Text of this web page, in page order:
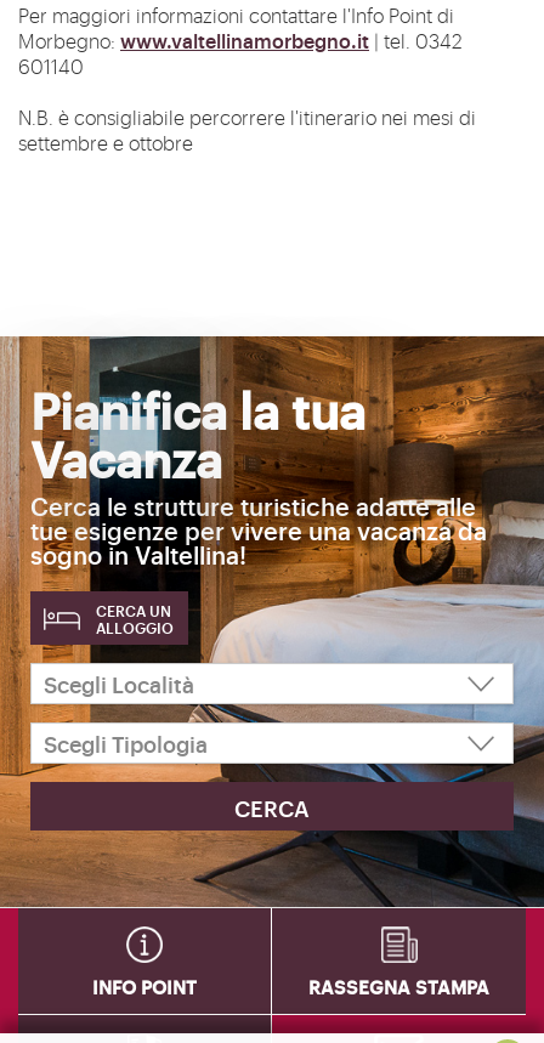
Per maggiori informazioni contattare l'Info Point di
Morbegno: www.valtellinamorbegno.it | tel. 0342
601140
N.B. è consigliabile percorrere l'itinerario nei mesi di
settembre e ottobre
Pianifica la tua
Vacanza
Cerca le strutture turistiche adatte alle
tue esigenze per vivere una vacanza da
sogno in Valtellina!
CERCA UN
ALLOGGIO
INFO POINT RASSEGNA STAMPA